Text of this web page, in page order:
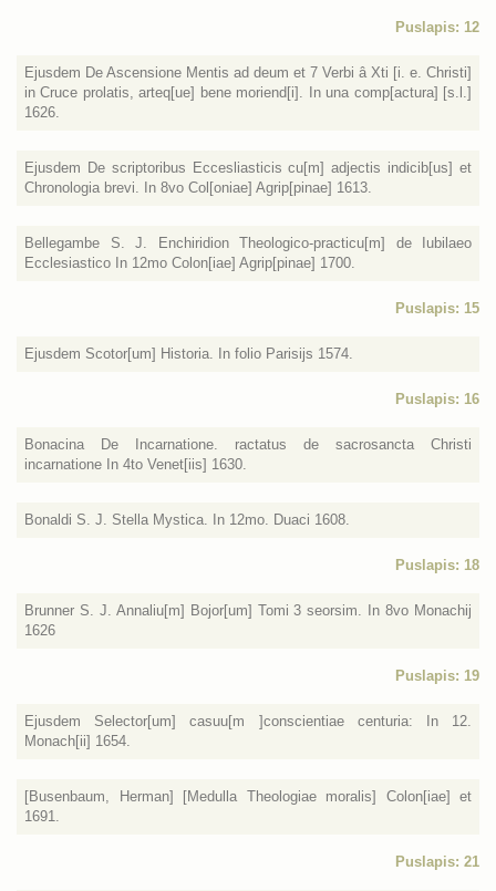
Puslapis: 12
Ejusdem De Ascensione Mentis ad deum et 7 Verbi â Xti [i. e. Christi]
in Cruce prolatis, arteq[ue] bene moriend[i]. In una comp[actura] [s.l.]
1626.
Ejusdem De scriptoribus Eccesliasticis cu[m] adjectis indicib[us] et
Chronologia brevi. In 8vo Col[oniae] Agrip[pinae] 1613.
Bellegambe S. J. Enchiridion Theologico-practicu[m] de Iubilaeo
Ecclesiastico In 12mo Colon[iae] Agrip[pinae] 1700.
Puslapis: 15
Ejusdem Scotor[um] Historia. In folio Parisijs 1574.
Puslapis: 16
Bonacina De Incarnatione. ractatus de sacrosancta Christi
incarnatione In 4to Venet[iis] 1630.
Bonaldi S. J. Stella Mystica. In 12mo. Duaci 1608.
Puslapis: 18
Brunner S. J. Annaliu[m] Bojor[um] Tomi 3 seorsim. In 8vo Monachij
1626
Puslapis: 19
Ejusdem Selector[um] casuu[m ]conscientiae centuria: In 12.
Monach[ii] 1654.
[Busenbaum, Herman] [Medulla Theologiae moralis] Colon[iae] et
1691.
Puslapis: 21